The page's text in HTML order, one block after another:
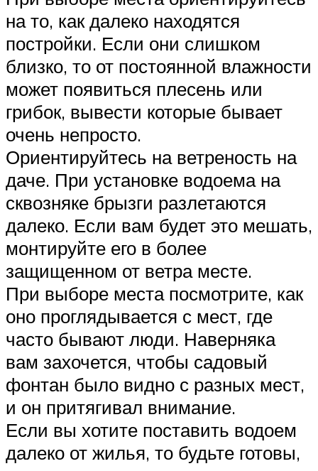
на то, как далеко находятся
постройки. Если они слишком
близко, то от постоянной влажности
может появиться плесень или
грибок, вывести которые бывает
очень непросто.
Ориентируйтесь на ветреность на
даче. При установке водоема на
сквозняке брызги разлетаются
далеко. Если вам будет это мешать,
монтируйте его в более
защищенном от ветра месте.
При выборе места посмотрите, как
оно проглядывается с мест, где
часто бывают люди. Наверняка
вам захочется, чтобы садовый
фонтан было видно с разных мест,
и он притягивал внимание.
Если вы хотите поставить водоем
далеко от жилья, то будьте готовы,